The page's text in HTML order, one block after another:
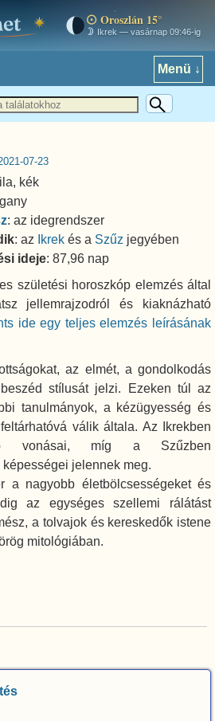
Oroszlán 15°
Ikrek — vasárnap 09:46-ig
Menü ↓
07-23
kék
: az idegrendszer
: az Ikrek és a Szűz jegyében
ideje: 87,96 nap
születési horoszkóp elemzés által
jellemrajzodról és kiaknázható
ide egy teljes elemzés leírásának
az elmét, a gondolkodás
stílusát jelzi. Ezeken túl az
tanulmányok, a kézügyesség és
válik általa. Az Ikrekben
vonásai, míg a Szűzben
jelennek meg.
a nagyobb életbölcsességeket és
az egységes szellemi rálátást
a tolvajok és kereskedők istene
mitológiában.